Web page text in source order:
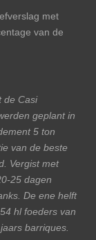
met
van de
de Casi
geplant in
5 ton
van de beste
Vergist met
25 dagen
De ene helft
hl foeders van
jaars barriques.